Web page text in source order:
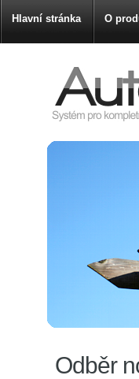
Hlavní stránka O
Odběr